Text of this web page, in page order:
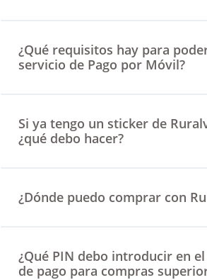
¿Qué requisitos hay para
servicio de Pago por Móvil?
Si ya tengo un sticker de
¿qué debo hacer?
¿Dónde puedo comprar con
¿Qué PIN debo introducir en
de pago para compras